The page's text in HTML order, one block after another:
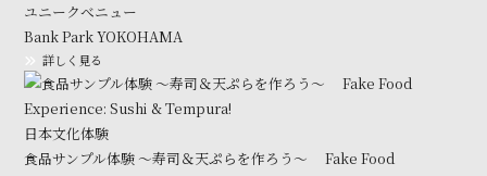
ユニークべニュー
Bank Park YOKOHAMA
詳しく見る
日本文化体験
食品サンプル体験 ～寿司＆天ぷらを作ろう～ Fake Food